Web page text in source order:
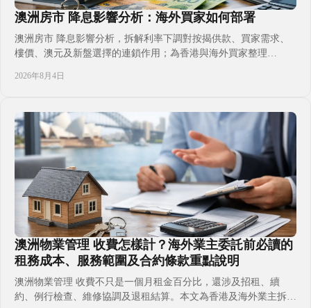
澳洲房市 降息影響分析：海外買家如何部署
澳洲房市 降息影響分析，拆解利率下調對按揭供款、買家需求、
樓價、澳元及新盤選擇的連鎖作用；為香港與海外買家整理
租、子女升學與移居家庭應如何分階段判斷入市時機，避免只因減
與澳洲生活計畫的置業決策。
2026年8月4日
澳洲物業管理 收費怎樣計？海外業主委託前必讀的
租務成本、服務範圍及合約條款重點說明
澳洲物業管理 收費不只是一個月租金百分比，還涉及招租、續
約、例行檢查、維修協調及退租結算。本文為香港及海外業主拆解